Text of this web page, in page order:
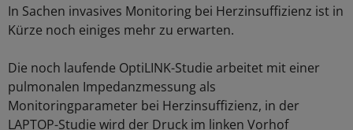
In Sachen invasives Monitoring bei Herzinsuffizienz ist in
Kürze noch einiges mehr zu erwarten.
Die noch laufende OptiLINK-Studie arbeitet mit einer
pulmonalen Impedanzmessung als
Monitoringparameter bei Herzinsuffizienz, in der
LAPTOP-Studie wird der Druck im linken Vorhof